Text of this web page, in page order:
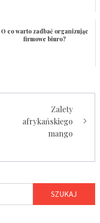
O co warto zadbać organizując
firmowe biuro?
Zalety
afrykańskiego
mango